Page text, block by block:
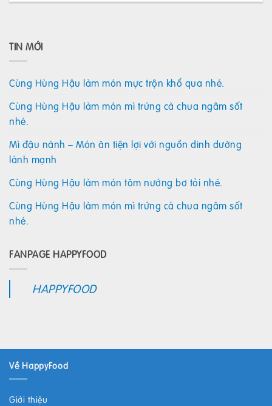
TIN MỚI
Cùng Hùng Hậu làm món mực trộn khổ qua nhé.
Cùng Hùng Hậu làm món mì trứng cà chua ngâm sốt
nhé.
Mì đậu nành – Món ăn tiện lợi với nguồn dinh dưỡng
lành mạnh
Cùng Hùng Hậu làm món tôm nướng bơ tỏi nhé.
Cùng Hùng Hậu làm món mì trứng cà chua ngâm sốt
nhé.
FANPAGE HAPPYFOOD
HAPPYFOOD
Về HappyFood
Giới thiệu